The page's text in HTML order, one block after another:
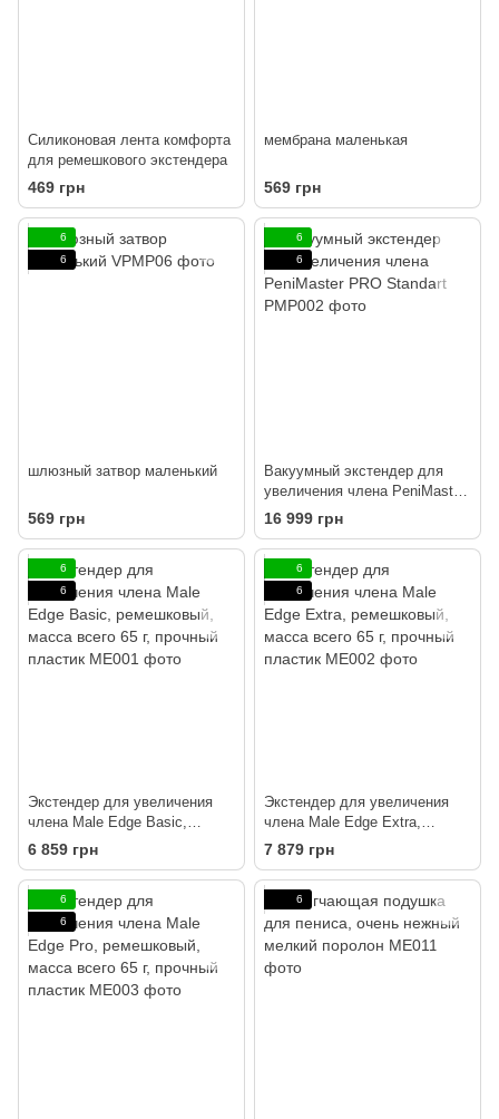
Силиконовая лента комфорта
для ремешкового экстендера
469 грн
мембрана маленькая
569 грн
6
6
шлюзный затвор маленький
569 грн
6
6
Вакуумный экстендер для
увеличения члена PeniMaster
PRO Standart
16 999 грн
6
6
Экстендер для увеличения
члена Male Edge Basic,
ремешковый, масса всего 65
г, прочный пластик
6 859 грн
6
6
Экстендер для увеличения
члена Male Edge Extra,
ремешковый, масса всего 65
г, прочный пластик
7 879 грн
6
6
6